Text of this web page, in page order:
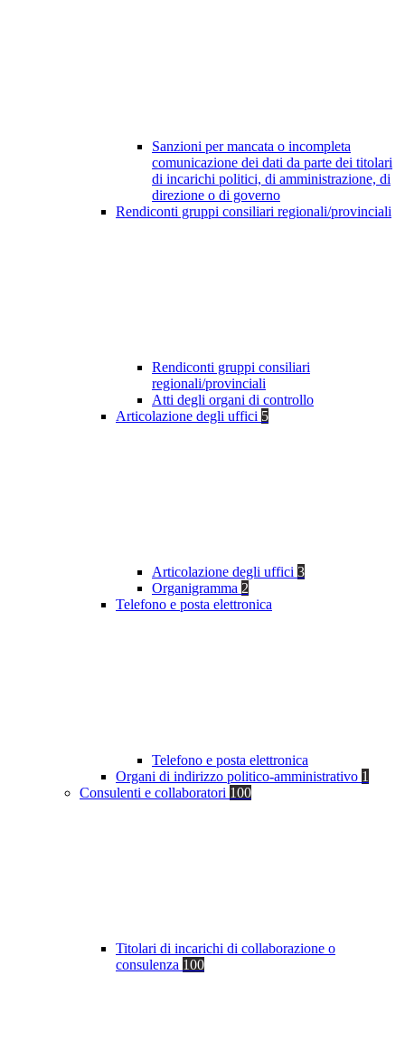
Sanzioni per mancata o incompleta
comunicazione dei dati da parte dei titolari
di incarichi politici, di amministrazione, di
direzione o di governo
Rendiconti gruppi consiliari regionali/provinciali
Rendiconti gruppi consiliari
regionali/provinciali
Atti degli organi di controllo
Articolazione degli uffici 5
Articolazione degli uffici 3
Organigramma 2
Telefono e posta elettronica
Telefono e posta elettronica
Organi di indirizzo politico-amministrativo 1
Consulenti e collaboratori 100
Titolari di incarichi di collaborazione o
consulenza 100